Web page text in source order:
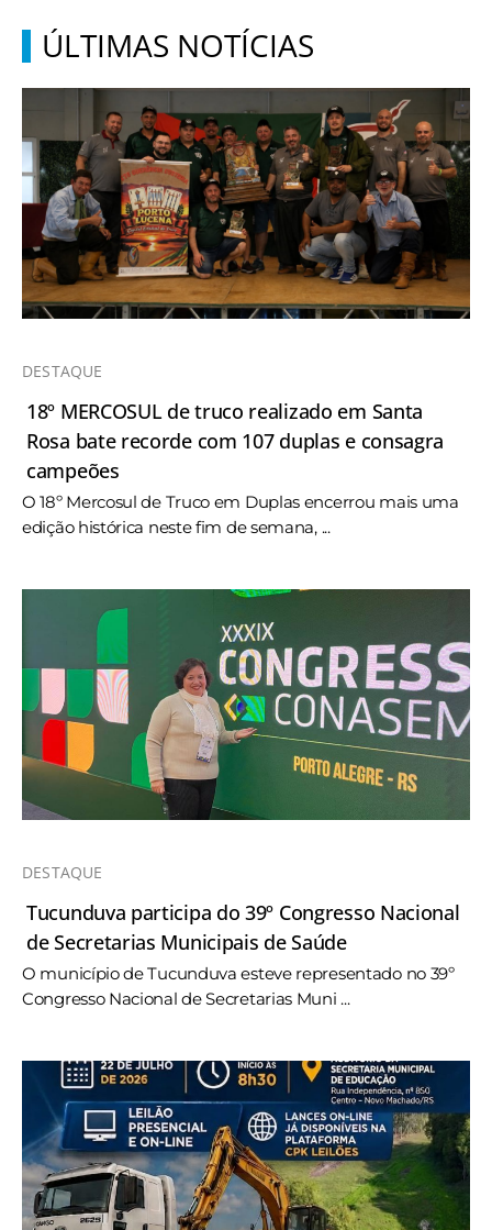
ÚLTIMAS NOTÍCIAS
DESTAQUE
18º MERCOSUL de truco realizado em Santa
Rosa bate recorde com 107 duplas e consagra
campeões
O 18º Mercosul de Truco em Duplas encerrou mais uma
edição histórica neste fim de semana, ...
DESTAQUE
Tucunduva participa do 39º Congresso Nacional
de Secretarias Municipais de Saúde
O município de Tucunduva esteve representado no 39º
Congresso Nacional de Secretarias Muni ...